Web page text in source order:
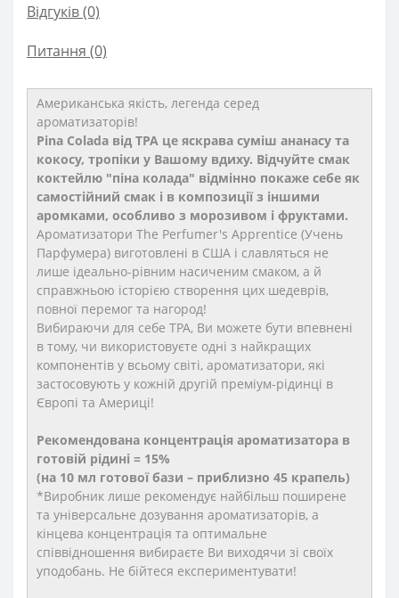
Відгуків (0)
Питання (0)
Американська якість, легенда серед
ароматизаторів!
Pina Colada від TPA це яскрава суміш ананасу та
кокосу, тропіки у Вашому вдиху. Відчуйте смак
коктейлю "піна колада" відмінно покаже себе як
самостійний смак і в композиції з іншими
аромками, особливо з морозивом і фруктами.
Ароматизатори The Perfumer's Apprentice (Учень
Парфумера) виготовлені в США і славляться не
лише ідеально-рівним насиченим смаком, а й
справжньою історією створення цих шедеврів,
повної перемог та нагород!
Вибираючи для себе TPA, Ви можете бути впевнені
в тому, чи використовуєте одні з найкращих
компонентів у всьому світі, ароматизатори, які
застосовують у кожній другій преміум-рідинці в
Європі та Америці!
Рекомендована концентрація ароматизатора в
готовій рідині = 15%
(на 10 мл готової бази – приблизно 45 крапель)
*Виробник лише рекомендує найбільш поширене
та універсальне дозування ароматизаторів, а
кінцева концентрація та оптимальне
співвідношення вибираєте Ви виходячи зі своїх
уподобань. Не бійтеся експериментувати!